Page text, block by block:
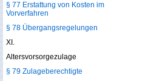
§ 77 Erstattung von Kosten im
Vorverfahren
§ 78 Übergangsregelungen
XI.
Altersvorsorgezulage
§ 79 Zulageberechtigte